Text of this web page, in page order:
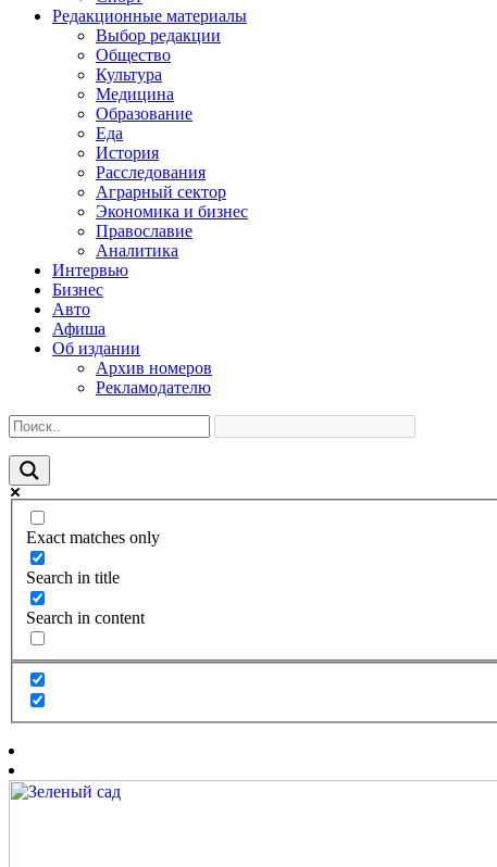
Редакционные материалы
Выбор редакции
Общество
Культура
Медицина
Образование
Еда
История
Расследования
Аграрный сектор
Экономика и бизнес
Православие
Аналитика
Интервью
Бизнес
Авто
Афиша
Об издании
Архив номеров
Рекламодателю
Exact matches only
Search in title
Search in content